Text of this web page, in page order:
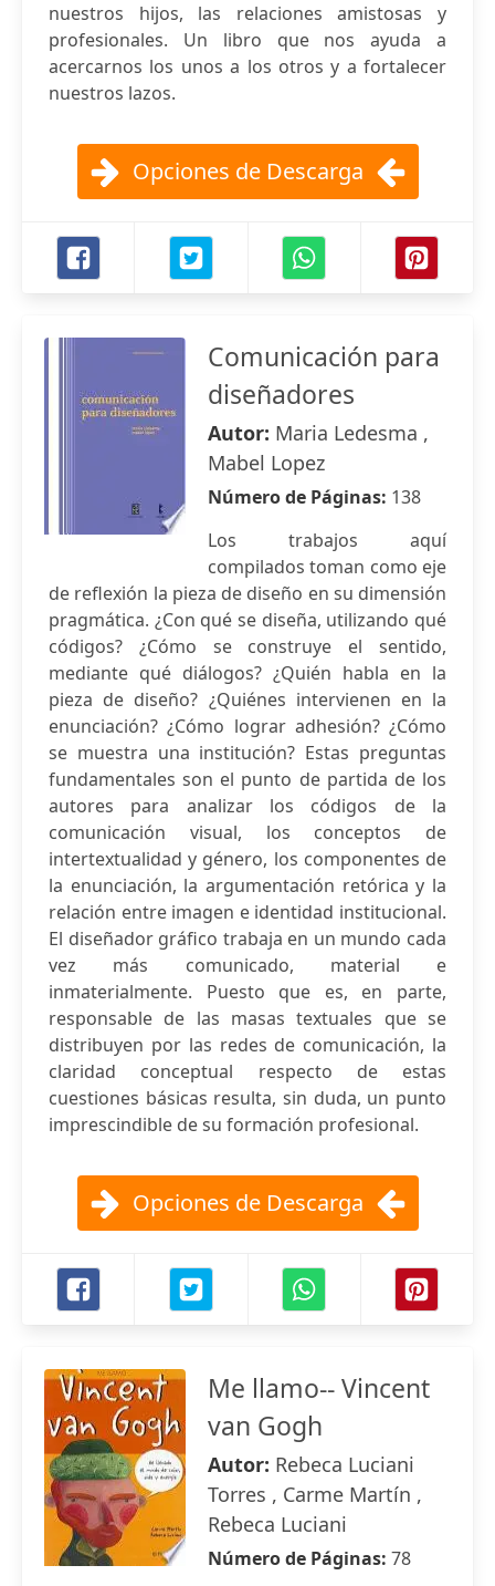
nuestros hijos, las relaciones amistosas y
profesionales. Un libro que nos ayuda a
acercarnos los unos a los otros y a fortalecer
nuestros lazos.
Opciones de Descarga
Comunicación para
diseñadores
Autor: Maria Ledesma ,
Mabel Lopez
Número de Páginas: 138
Los trabajos aquí
compilados toman como eje
de reflexión la pieza de diseño en su dimensión
pragmática. ¿Con qué se diseña, utilizando qué
códigos? ¿Cómo se construye el sentido,
mediante qué diálogos? ¿Quién habla en la
pieza de diseño? ¿Quiénes intervienen en la
enunciación? ¿Cómo lograr adhesión? ¿Cómo
se muestra una institución? Estas preguntas
fundamentales son el punto de partida de los
autores para analizar los códigos de la
comunicación visual, los conceptos de
intertextualidad y género, los componentes de
la enunciación, la argumentación retórica y la
relación entre imagen e identidad institucional.
El diseñador gráfico trabaja en un mundo cada
vez más comunicado, material e
inmaterialmente. Puesto que es, en parte,
responsable de las masas textuales que se
distribuyen por las redes de comunicación, la
claridad conceptual respecto de estas
cuestiones básicas resulta, sin duda, un punto
imprescindible de su formación profesional.
Opciones de Descarga
Me llamo-- Vincent
van Gogh
Autor: Rebeca Luciani
Torres , Carme Martín ,
Rebeca Luciani
Número de Páginas: 78